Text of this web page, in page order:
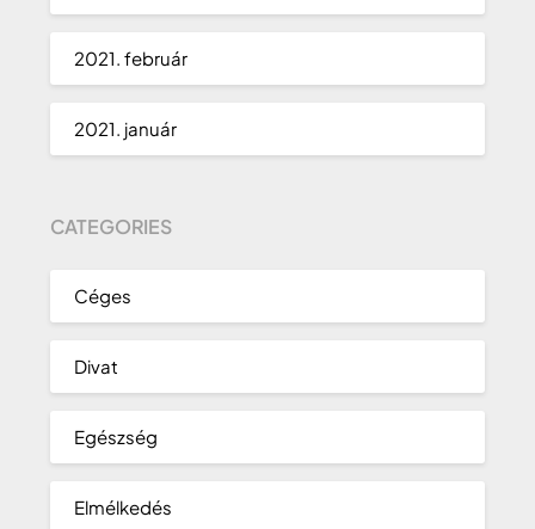
2021. február
2021. január
CATEGORIES
Céges
Divat
Egészség
Elmélkedés